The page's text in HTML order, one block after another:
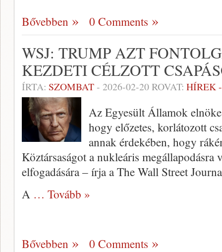
Bővebben 0 Comments
WSJ: TRUMP AZT
KEZDETI CÉLZOTT
ÍRTA: SZOMBAT- 2026-02-20ROVAT: HÍREK
Az Egyesült Államok
hogy előzetes, korlátozott
annak érdekében, hogy
Köztársaságot a nukleáris megállapodásra
elfogadására – írja a The Wall Street
A … Tovább »
Bővebben 0 Comments